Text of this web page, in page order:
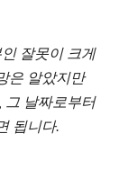
잘못이 크게
은 알았지만
그 날짜로부터
됩니다.